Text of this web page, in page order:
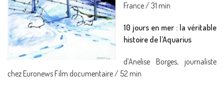
France / 31 min
10 jours en mer : la véritable
histoire de l’Aquarius
d’Anelise Borges, journaliste
chez Euronews Film documentaire / 52 min